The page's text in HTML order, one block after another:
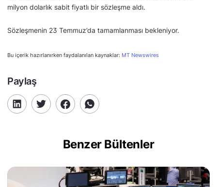
milyon dolarlık sabit fiyatlı bir sözleşme aldı.
Sözleşmenin 23 Temmuz’da tamamlanması bekleniyor.
Bu içerik hazırlanırken faydalanılan kaynaklar: MT Newswires
Paylaş
Benzer Bültenler